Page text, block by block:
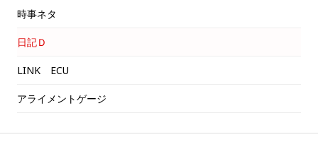
時事ネタ
日記Ｄ
LINK ECU
アライメントゲージ